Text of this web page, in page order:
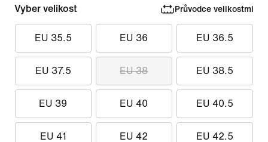
Vyber velikost Průvodce velikostmi
EU 35.5 EU 36 EU 36.5
EU 37.5 EU 38 EU 38.5
EU 39 EU 40 EU 40.5
EU 41 EU 42 EU 42.5